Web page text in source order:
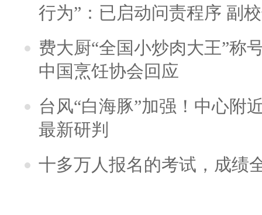
行为”：已启动问责程序 副
费大厨“全国小炒肉大王”称
中国烹饪协会回应
台风“白海豚”加强！中心附
最新研判
十多万人报名的考试，成绩